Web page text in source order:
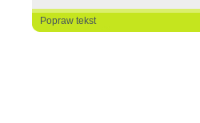
Popraw tekst